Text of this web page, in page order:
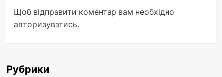
Щоб відправити коментар вам необхідно
авторизуватись.
Рубрики